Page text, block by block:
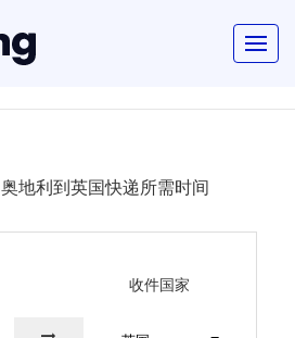
奥地利到英国快递所需时间
收件国家